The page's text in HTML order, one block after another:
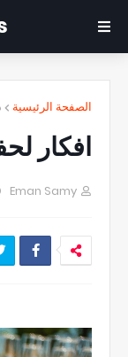
الصفحة الرئيسية
افكار
Eman Samy